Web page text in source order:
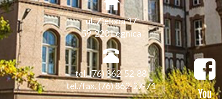
ul. Zielona 17
59-220 Legnica
tel. (76) 862-52-88
tel./fax. (76) 862-27-71